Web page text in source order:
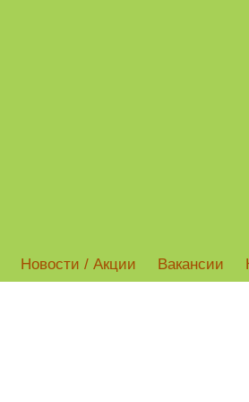
Новости / Акции Вакансии